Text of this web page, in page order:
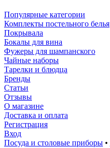
Популярные категории
Комплекты постельного белья
Покрывала
Бокалы для вина
Фужеры для шампанского
Чайные наборы
Тарелки и блюдца
Бренды
Статьи
Отзывы
О магазине
Доставка и оплата
Регистрация
Вход
Посуда и столовые приборы •